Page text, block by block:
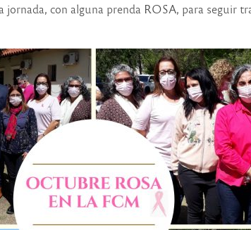
con alguna prenda ROSA, para seguir